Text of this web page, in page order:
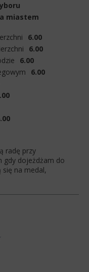
miastem
6.00
6.00
6.00
6.00
radę przy
gdy dojeżdżam do
się na medal,